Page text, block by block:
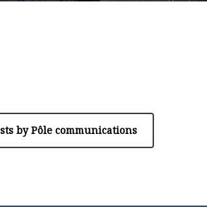
by Pôle communications